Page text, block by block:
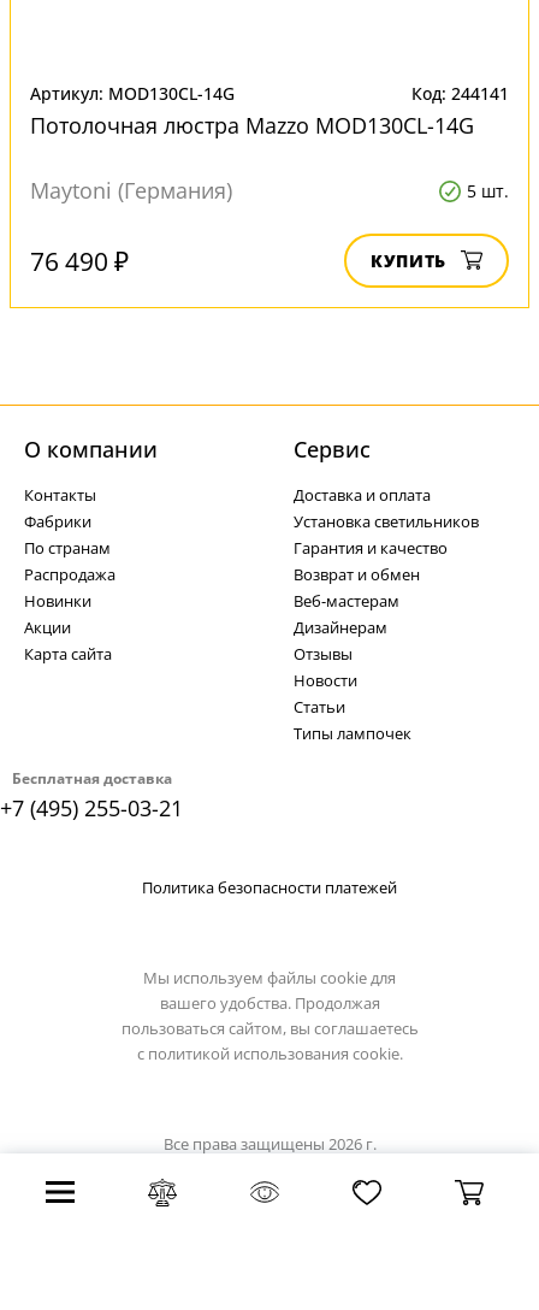
Артикул: MOD130CL-14G Код: 244141
Потолочная люстра Mazzo MOD130CL-14G
Maytoni (Германия) 5 шт.
76 490 ₽ КУПИТЬ
Бесплатная доставка
+7 (495) 255-03-21
О компании
Контакты
Фабрики
По странам
Распродажа
Новинки
Акции
Карта сайта
Cервис
Доставка и оплата
Установка светильников
Гарантия и качество
Возврат и обмен
Веб-мастерам
Дизайнерам
Отзывы
Новости
Статьи
Типы лампочек
Политика безопасности платежей
Мы используем файлы cookie для
вашего удобства. Продолжая
пользоваться сайтом, вы соглашаетесь
с политикой использования cookie.
Все права защищены 2026 г.